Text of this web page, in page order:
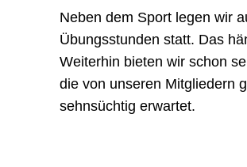
Neben dem Sport legen wir
Übungsstunden statt. Das
Weiterhin bieten wir schon
die von unseren Mitgliedern
sehnsüchtig erwartet.